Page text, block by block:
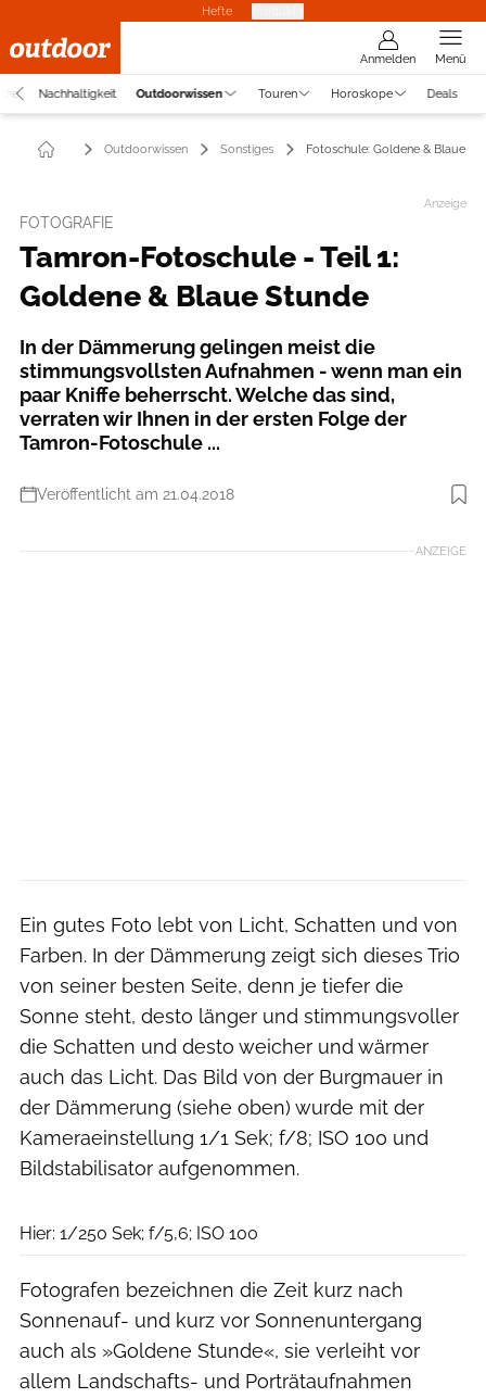
Hefte
Anmelden Menü
Nachhaltigkeit Outdoorwissen Touren Horoskope Deals
Outdoorwissen Sonstiges Fotoschule: Goldene & Blaue
Anzeige
FOTOGRAFIE
Tamron-Fotoschule - Teil 1:
Goldene & Blaue Stunde
In der Dämmerung gelingen meist die
stimmungsvollsten Aufnahmen - wenn man ein
paar Kniffe beherrscht. Welche das sind,
verraten wir Ihnen in der ersten Folge der
Tamron-Fotoschule ...
Veröffentlicht am 21.04.2018
Foto: Daniel Wohlleben
ANZEIGE
Ein gutes Foto lebt von Licht, Schatten und von
Farben. In der Dämmerung zeigt sich dieses Trio
von seiner besten Seite, denn je tiefer die
Sonne steht, desto länger und stimmungsvoller
die Schatten und desto weicher und wärmer
auch das Licht. Das Bild von der Burgmauer in
der Dämmerung (siehe oben) wurde mit der
Kameraeinstellung 1/1 Sek; f/8; ISO 100 und
Bildstabilisator aufgenommen.
Hier: 1/250 Sek; f/5,6; ISO 100
Fotografen bezeichnen die Zeit kurz nach
Sonnenauf- und kurz vor Sonnenuntergang
auch als »Goldene Stunde«, sie verleiht vor
allem Landschafts- und Porträtaufnahmen